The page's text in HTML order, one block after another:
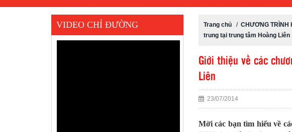
VIDEO CHỈ ĐƯỜNG Trang chủ/ CHƯƠNG TRÌNH
trung tại trung tâm Hoàng Liên
Giới thiệu về các
Liên
23/07/2014
Mời các bạn tìm hiểu về